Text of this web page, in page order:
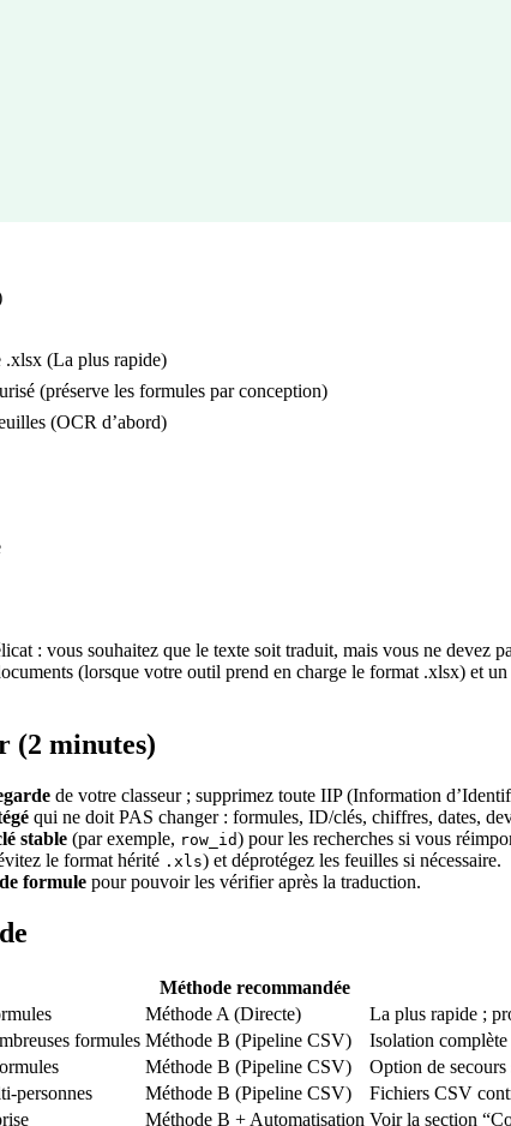
(La plus rapide)
(préserve les formules par conception)
(OCR d’abord)
: vous souhaitez que le texte soit traduit, mais vous ne devez
(lorsque votre outil prend en charge le format .xlsx) et
(2 minutes)
de votre classeur ; supprimez toute IIP (Information
qui ne doit PAS changer : formules, ID/clés, chiffres, dates,
stable (par exemple, row_id) pour les recherches si vous
le format hérité .xls) et déprotégez les feuilles si nécessaire.
formule pour pouvoir les vérifier après la traduction.
Méthode recommandée
Méthode A (Directe)
La plus rapide ;
formules Méthode B (Pipeline CSV)
Isolation
Méthode B (Pipeline CSV)
Option de secours
personnes
Méthode B (Pipeline CSV)
Fichiers CSV
Méthode B + Automatisation Voir la section